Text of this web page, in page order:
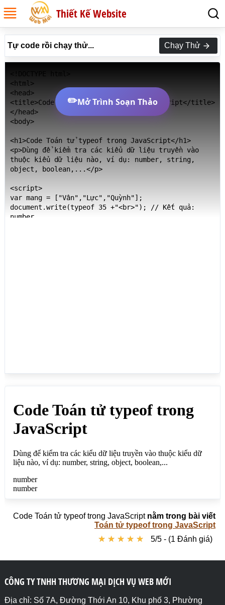
Thiết Kế Website
Tự code rồi chạy thử... Chạy Thử
<html>
<head>
<title>Code Toán tử typeof trong JavaScript</title>
</head>
<body>
<h1>Code Toán tử typeof trong JavaScript</h1>
<p>Dùng để kiểm tra các kiểu dữ liệu truyền vào
thuộc kiểu dữ liệu nào, ví dụ: number, string,
object, boolean,...</p>
<script>
var mang = ["Vân","Lực","Quỳnh"];
document.write(typeof 35 +"<br>"); // Kết quả:
number
document.write(typeof(new Date()) +"<br>"); // Kết
quả: object
document.write(typeof(true)+"<br>"); // Kết quả:
boolean
object
document.write(typeof(null) +"<br>"); // Kết quả:
</script>
</body>
✏️Mở Trình Soạn Thảo
Code Toán tử typeof trong JavaScript nằm trong bài viết
Toán tử typeof trong JavaScript
★ ★ ★ ★ ★
★ ★ ★ ★ ★ 5/5 - (1 Đánh giá)
CÔNG TY TNHH THƯƠNG MẠI DỊCH VỤ WEB MỚI
Địa chỉ: Số 7A, Đường Thới An 10, Khu phố 3, Phường